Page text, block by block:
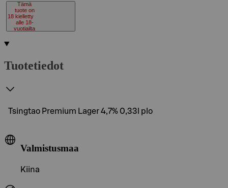
18
Tämä
tuote on
kielletty
alle 18-
vuotiailta
Tuotetiedot
Tsingtao Premium Lager 4,7% 0,33l plo
Valmistusmaa
Kiina